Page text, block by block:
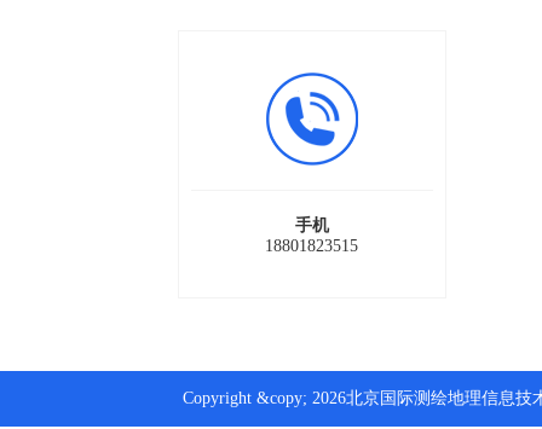
手机
18801823515
Copyright &copy; 2026北京国际测绘地理信息